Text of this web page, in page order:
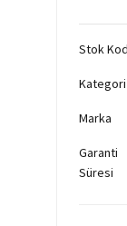
Stok
Kategori
Marka
Garanti
Süresi